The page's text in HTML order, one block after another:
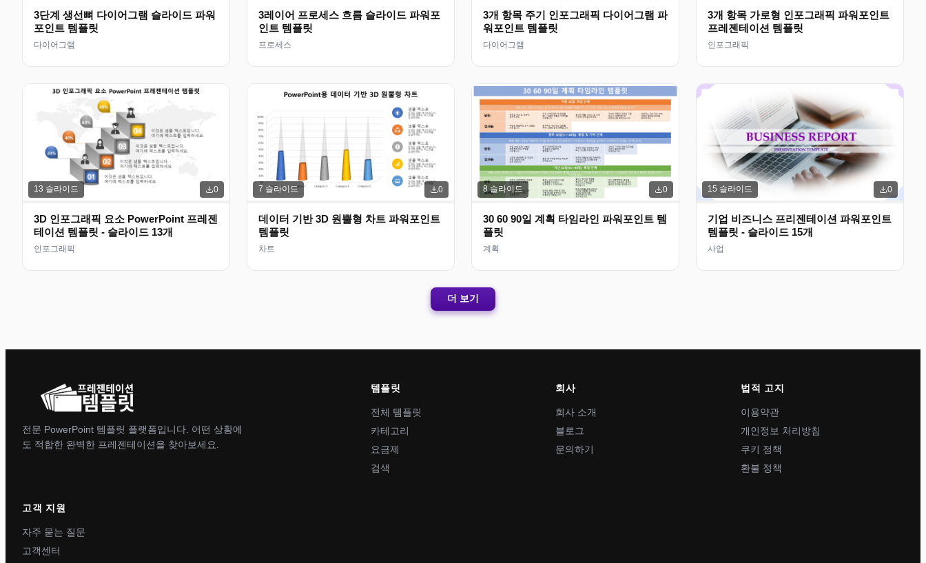
3단계 생선뼈 다이어그램 슬라이드 파워
포인트 템플릿
다이어그램
3레이어 프로세스 흐름 슬라이드 파워포
인트 템플릿
프로세스
3개 항목 주기 인포그래픽 다이어그램 파
워포인트 템플릿
다이어그램
3개 항목 가로형 인포그래픽 파워포인트
프레젠테이션 템플릿
인포그래픽
13 슬라이드 0
3D 인포그래픽 요소 PowerPoint 프레젠
테이션 템플릿 - 슬라이드 13개
인포그래픽
7 슬라이드 0
데이터 기반 3D 원뿔형 차트 파워포인트
템플릿
차트
8 슬라이드 0
30 60 90일 계획 타임라인 파워포인트 템
플릿
계획
15 슬라이드 0
기업 비즈니스 프리젠테이션 파워포인트
템플릿 - 슬라이드 15개
사업
더 보기
전문 PowerPoint 템플릿 플랫폼입니다. 어떤 상황에
도 적합한 완벽한 프레젠테이션을 찾아보세요.
템플릿
전체 템플릿
카테고리
요금제
검색
회사
회사 소개
블로그
문의하기
법적 고지
이용약관
개인정보 처리방침
쿠키 정책
환불 정책
고객 지원
자주 묻는 질문
고객센터